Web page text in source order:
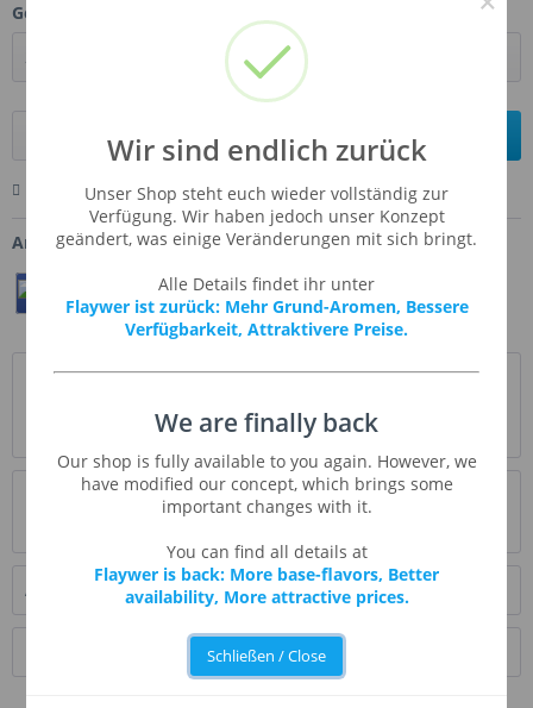
Gebinde:
In den Warenkorb
Merken Bewerten Fragen zum Artikel
Artikel-Nr.: FW-BRRE4NU
Twittern Pin It
Beschreibung
Der FW-Branded-Re(4)nu-Geschmack liefert seinen
Reichtum aus einer Mischung aus holzigen und...
Bewertungen
0
Ähnliche Artikel
Wir sind endlich zurück
Unser Shop steht euch wieder vollständig zur
Verfügung. Wir haben jedoch unser Konzept
geändert, was einige Veränderungen mit sich bringt.
Alle Details findet ihr unter
Flaywer ist zurück: Mehr Grund-Aromen, Bessere
Verfügbarkeit, Attraktivere Preise.
We are finally back
Our shop is fully available to you again. However, we
have modified our concept, which brings some
important changes with it.
You can find all details at
Flaywer is back: More base-flavors, Better
availability, More attractive prices.
Schließen / Close